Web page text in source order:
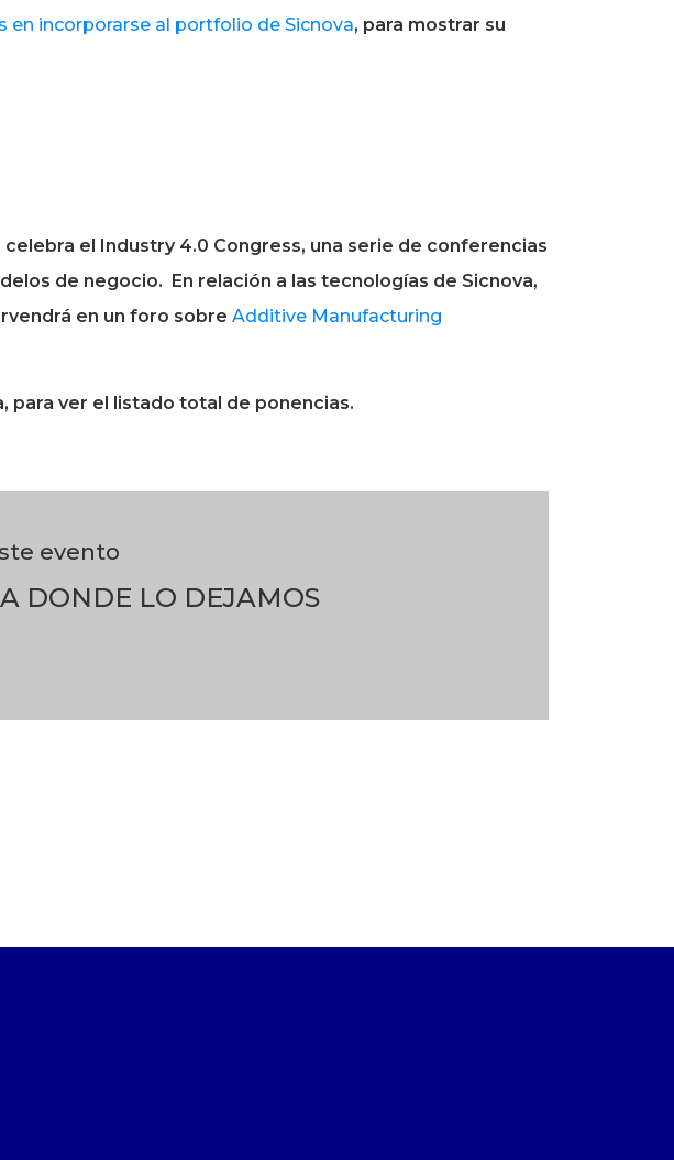
en incorporarse al portfolio de Sicnova, para mostrar su
el Industry 4.0 Congress, una serie de conferencias
de negocio. En relación a las tecnologías de Sicnova,
en un foro sobre Additive Manufacturing
para ver el listado total de ponencias.
evento
DONDE LO DEJAMOS